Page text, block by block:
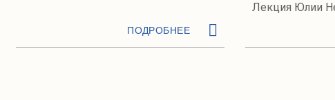
ПОДРОБНЕЕ
Лекция Юлии